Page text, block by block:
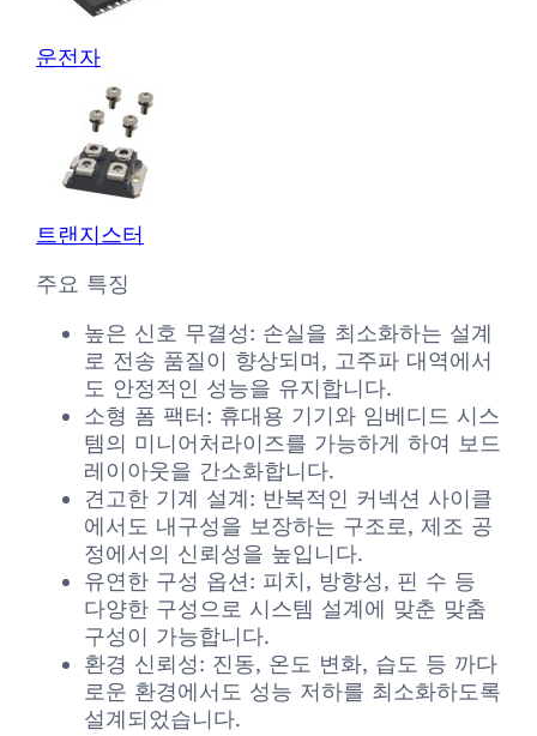
운전자
트랜지스터
주요 특징
높은 신호 무결성: 손실을 최소화하는 설계
로 전송 품질이 향상되며, 고주파 대역에서
도 안정적인 성능을 유지합니다.
소형 폼 팩터: 휴대용 기기와 임베디드 시스
템의 미니어처라이즈를 가능하게 하여 보드
레이아웃을 간소화합니다.
견고한 기계 설계: 반복적인 커넥션 사이클
에서도 내구성을 보장하는 구조로, 제조 공
정에서의 신뢰성을 높입니다.
유연한 구성 옵션: 피치, 방향성, 핀 수 등
다양한 구성으로 시스템 설계에 맞춘 맞춤
구성이 가능합니다.
환경 신뢰성: 진동, 온도 변화, 습도 등 까다
로운 환경에서도 성능 저하를 최소화하도록
설계되었습니다.